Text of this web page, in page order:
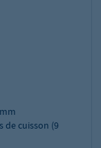
de cuisson (9